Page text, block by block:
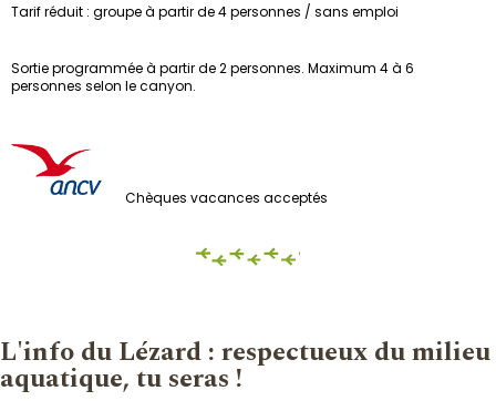
Tarif réduit : groupe à partir de 4 personnes / sans emploi
Sortie programmée à partir de 2 personnes. Maximum 4 à 6
personnes selon le canyon.
Chèques vacances acceptés
L'info du Lézard : respectueux du milieu
aquatique, tu seras !